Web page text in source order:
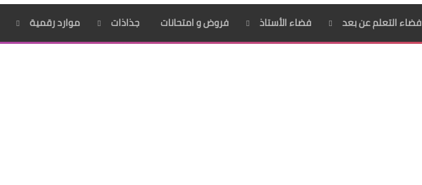
فضاء التعلم عن بعد فضاء الأستاذ فروض و امتحانات جذاذات موارد رقمية